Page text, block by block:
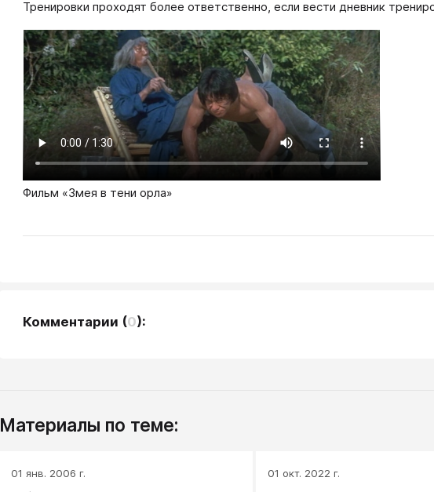
Тренировки проходят более ответственно, если вести дневник
Фильм «Змея в тени орла»
Комментарии (0):
Материалы по теме:
01 янв. 2006 г. 01 окт. 2022 г.